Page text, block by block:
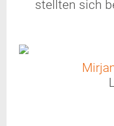
stellten sich